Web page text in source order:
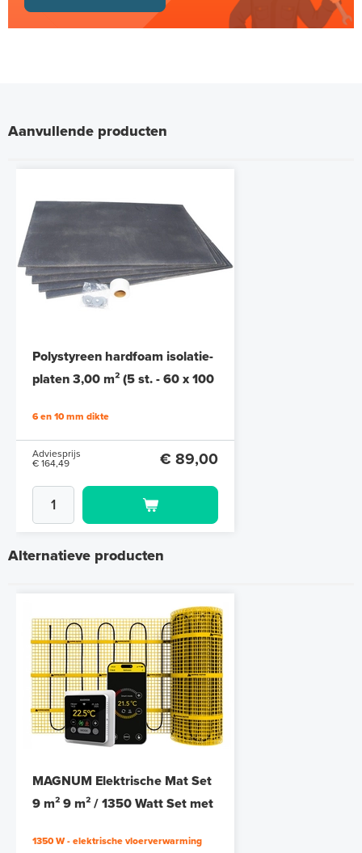
Aanvullende producten
Polystyreen hardfoam isolatie-
platen 3,00 m² (5 st. - 60 x 100
6 en 10 mm dikte
Adviesprijs
€ 164,49
€ 89,00
Polystyreen hardfoam isolatie-
cm à 0,6 cm)
6 en 10 mm dikte
€ 212,50
€ 109,90
Alternatieve producten
MAGNUM Elektrische Mat Set
9 m² 9 m² / 1350 Watt Set met
1350 W - elektrische vloerverwarming